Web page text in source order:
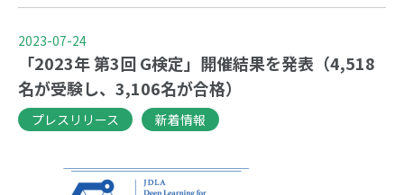
2023-07-24
「2023年 第3回 G検定」開催結果を発表（4,518
名が受験し、3,106名が合格）
プレスリリース 新着情報